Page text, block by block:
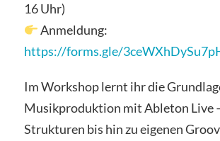
16 Uhr)
Anmeldung:
https://forms.gle/
Im Workshop lernt ihr die
Musikproduktion mit Ableton Live
Strukturen bis hin zu eigenen